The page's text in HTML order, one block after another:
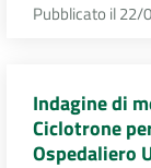
Pubblicato il 22/
Indagine di
Ciclotrone
Ospedaliero